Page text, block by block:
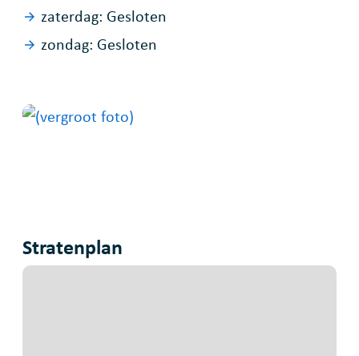
zaterdag: Gesloten
zondag: Gesloten
Stratenplan